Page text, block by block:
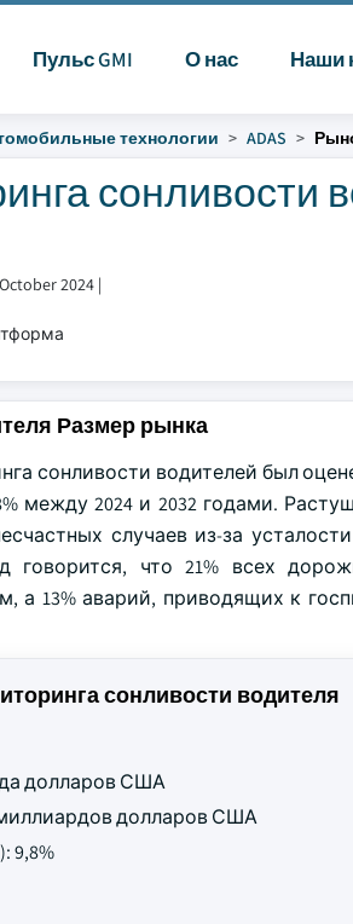
Пульс GMI О нас Наши
технологии ADAS
сонливости
2024 |
Размер рынка
сонливости водителей был
между 2024 и 2032 годами.
случаев из-за
говорится, что 21% всех
а 13% аварий, приводящих к
сонливости водителя
долларов США
миллиардов долларов США
9,8%